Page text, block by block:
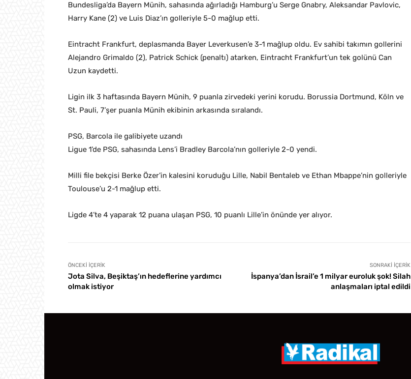
Bundesliga’da Bayern Münih, sahasında ağırladığı Hamburg’u Serge Gnabry, Aleksandar Pavlovic,
Harry Kane (2) ve Luis Diaz’ın golleriyle 5-0 mağlup etti.
Eintracht Frankfurt, deplasmanda Bayer Leverkusen’e 3-1 mağlup oldu. Ev sahibi takımın gollerini
Alejandro Grimaldo (2), Patrick Schick (penaltı) atarken, Eintracht Frankfurt’un tek golünü Can
Uzun kaydetti.
Ligin ilk 3 haftasında Bayern Münih, 9 puanla zirvedeki yerini korudu. Borussia Dortmund, Köln ve
St. Pauli, 7’şer puanla Münih ekibinin arkasında sıralandı.
PSG, Barcola ile galibiyete uzandı
Ligue 1’de PSG, sahasında Lens’i Bradley Barcola’nın golleriyle 2-0 yendi.
Milli file bekçisi Berke Özer’in kalesini koruduğu Lille, Nabil Bentaleb ve Ethan Mbappe’nin golleriyle
Toulouse’u 2-1 mağlup etti.
Ligde 4’te 4 yaparak 12 puana ulaşan PSG, 10 puanlı Lille’in önünde yer alıyor.
ÖNCEKI İÇERIK
Jota Silva, Beşiktaş’ın hedeflerine yardımcı
olmak istiyor
SONRAKI İÇERIK
İspanya’dan İsrail’e 1 milyar euroluk şok! Silah
anlaşmaları iptal edildi